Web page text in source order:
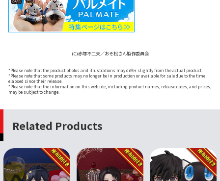
(C)赤塚不二夫／おそ松さん製作委員会
*Please note that the product photos and illustrations may differ slightly from the actual product.
*Please note that some products may no longer be in production or available for sale due to the time
elapsed since their release.
*Please note that the information on this website, including product names, release dates, and prices,
may be subject to change.
Related Products